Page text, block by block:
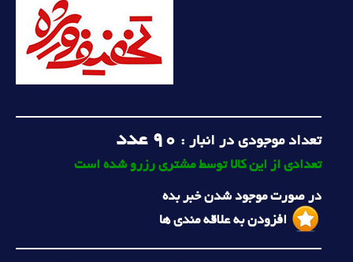
تعداد موجودی در انبار : 90 عدد
تعدادی از این کالا توسط مشتری رزرو شده است
در صورت موجود شدن خبر بده
افزودن به علاقه مندی ها